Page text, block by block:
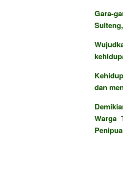
Gara-
dan
Warga